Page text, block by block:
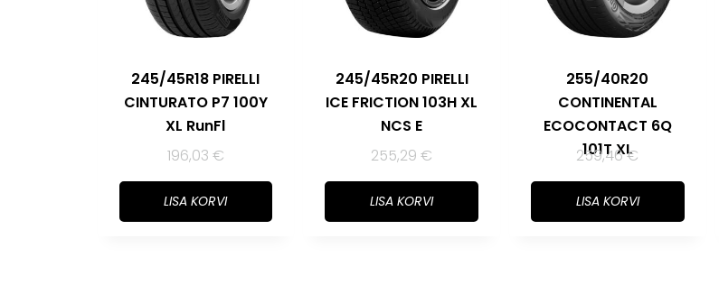
245/45R18 PIRELLI
CINTURATO P7 100Y
XL RunFl
196,03 €
LISA KORVI
245/45R20 PIRELLI
ICE FRICTION 103H XL
NCS E
255,29€
LISA KORVI
255/40R20
CONTINENTAL
ECOCONTACT 6Q
101T XL
259,46€
LISA KORVI